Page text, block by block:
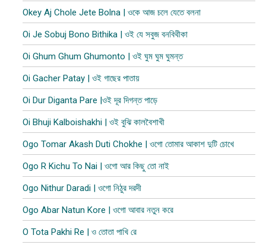
Okey Aj Chole Jete Bolna | ওকে আজ চলে যেতে বলনা
Oi Je Sobuj Bono Bithika | ওই যে সবুজ বনবিথীকা
Oi Ghum Ghum Ghumonto | ওই ঘুম ঘুম ঘুমন্ত
Oi Gacher Patay | ওই গাছের পাতায়
Oi Dur Diganta Pare |ওই দূর দিগন্ত পাড়ে
Oi Bhuji Kalboishakhi | ওই বুঝি কালবৈশাখী
Ogo Tomar Akash Duti Chokhe | ওগো তোমার আকাশ দুটি চোখে
Ogo R Kichu To Nai | ওগো আর কিছু তো নাই
Ogo Nithur Daradi | ওগো নিঠুর দরদী
Ogo Abar Natun Kore | ওগো আবার নতুন করে
O Tota Pakhi Re | ও তোতা পাখি রে